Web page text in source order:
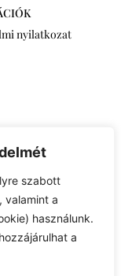
szabott
valamint a
használunk.
a
nyilatkozat